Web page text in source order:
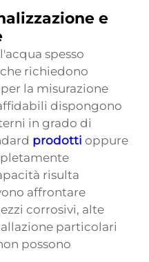
e
spesso
richiedono
la misurazione
dispongono
in grado di
prodotti oppure
risulta
affrontare
corrosivi, alte
particolari
possono